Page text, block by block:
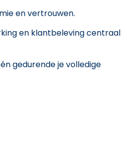
en vertrouwen.
en klantbeleving centraal
gedurende je volledige